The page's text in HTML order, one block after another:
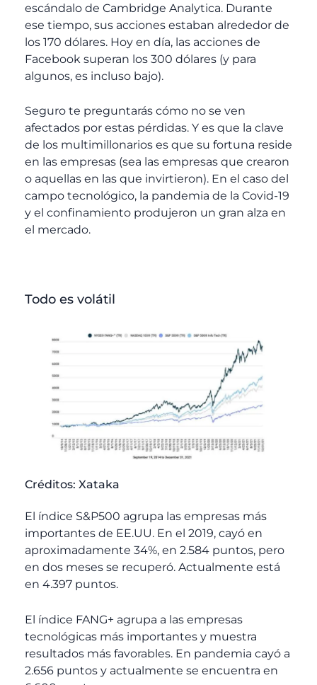
escándalo de Cambridge Analytica. Durante
ese tiempo, sus acciones estaban alrededor de
los 170 dólares. Hoy en día, las acciones de
Facebook superan los 300 dólares (y para
algunos, es incluso bajo).
Seguro te preguntarás cómo no se ven
afectados por estas pérdidas. Y es que la clave
de los multimillonarios es que su fortuna reside
en las empresas (sea las empresas que crearon
o aquellas en las que invirtieron). En el caso del
campo tecnológico, la pandemia de la Covid-19
y el confinamiento produjeron un gran alza en
el mercado.
Todo es volátil
Créditos: Xataka
El índice S&P500 agrupa las empresas más
importantes de EE.UU. En el 2019, cayó en
aproximadamente 34%, en 2.584 puntos, pero
en dos meses se recuperó. Actualmente está
en 4.397 puntos.
El índice FANG+ agrupa a las empresas
tecnológicas más importantes y muestra
resultados más favorables. En pandemia cayó a
2.656 puntos y actualmente se encuentra en